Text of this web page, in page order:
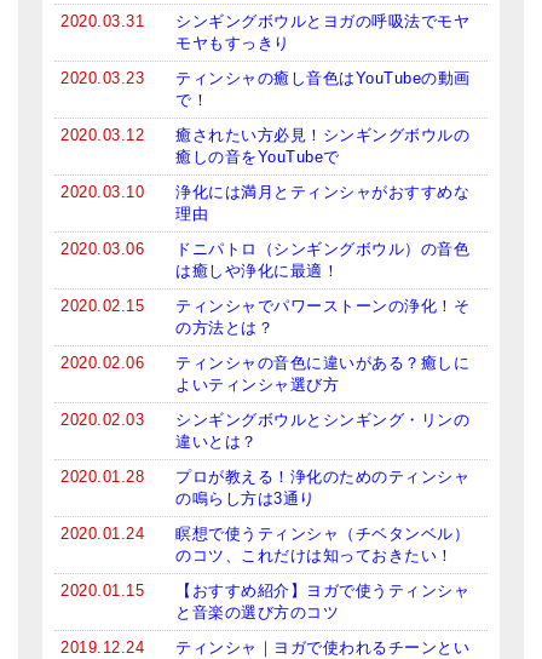
倍音呼吸法レッスン
中級講座
上級講座
ビギナー講師・養成講座
About Us
メールお便り登録
LINEお友だち登録
お客様の声
2020.03.31
シンギングボウルとヨガの呼吸法でモヤ
モヤもすっきり
2020.03.23
ティンシャの癒し音色はYouTubeの動画
で！
2020.03.12
癒されたい方必見！シンギングボウルの
癒しの音をYouTubeで
2020.03.10
浄化には満月とティンシャがおすすめな
理由
2020.03.06
ドニパトロ（シンギングボウル）の音色
は癒しや浄化に最適！
2020.02.15
ティンシャでパワーストーンの浄化！そ
の方法とは？
2020.02.06
ティンシャの音色に違いがある？癒しに
よいティンシャ選び方
2020.02.03
シンギングボウルとシンギング・リンの
違いとは？
2020.01.28
プロが教える！浄化のためのティンシャ
の鳴らし方は3通り
2020.01.24
瞑想で使うティンシャ（チベタンベル）
のコツ、これだけは知っておきたい！
2020.01.15
【おすすめ紹介】ヨガで使うティンシャ
と音楽の選び方のコツ
2019.12.24
ティンシャ｜ヨガで使われるチーンとい